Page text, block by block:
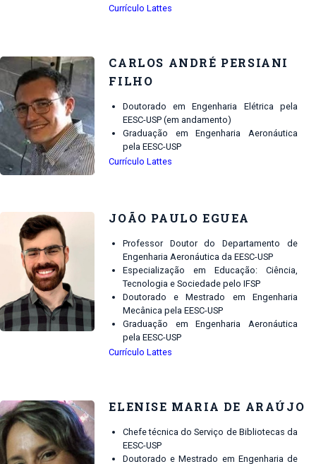
Currículo Lattes
CARLOS ANDRÉ PERSIANI
FILHO
Doutorado em Engenharia Elétrica pela
EESC-USP (em andamento)
Graduação em Engenharia Aeronáutica
pela EESC-USP
Currículo Lattes
JOÃO PAULO EGUEA
Professor Doutor do Departamento de
Engenharia Aeronáutica da EESC-USP
Especialização em Educação: Ciência,
Tecnologia e Sociedade pelo IFSP
Doutorado e Mestrado em Engenharia
Mecânica pela EESC-USP
Graduação em Engenharia Aeronáutica
pela EESC-USP
Currículo Lattes
ELENISE MARIA DE ARAÚJO
Chefe técnica do Serviço de Bibliotecas da
EESC-USP
Doutorado e Mestrado em Engenharia de